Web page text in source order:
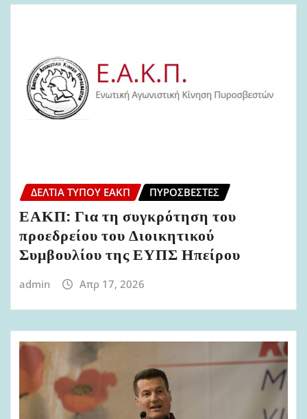
ΔΕΛΤΊΑ ΤΎΠΟΥ ΕΑΚΠ ΠΥΡΟΣΒΈΣΤΕΣ
ΕΑΚΠ: Για τη συγκρότηση του
προεδρείου του Διοικητικού
Συμβουλίου της ΕΥΠΣ Ηπείρου
admin Απρ 17, 2026